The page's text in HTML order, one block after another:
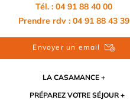
Tél. : 04 91 88 40 00
Prendre rdv : 04 91 88 43 39
Envoyer un email
LA CASAMANCE
PRÉPAREZ VOTRE SÉJOUR